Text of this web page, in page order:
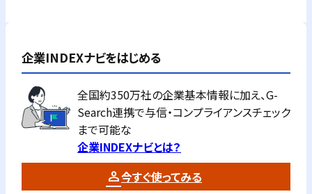
企業INDEXナビをはじめる
全国約350万社の企業基本情報に加え、G-
Search連携で与信・コンプライアンスチェック
まで可能な
企業INDEXナビとは？
今すぐ使ってみる